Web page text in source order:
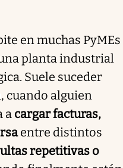
en muchas PyMEs
planta industrial
Suele suceder
cuando alguien
a cargar facturas,
entre distintos
repetitivas o